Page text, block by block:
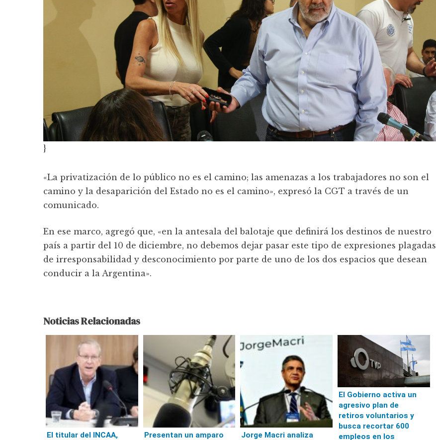
}
«La privatización de lo público no es el camino; las amenazas a los trabajadores no son el
camino y la desaparición del Estado no es el camino», expresó la CGT a través de un
comunicado.
En ese marco, agregó que, «en la antesala del balotaje que definirá los destinos de nuestro
país a partir del 10 de diciembre, no debemos dejar pasar este tipo de expresiones plagadas
de irresponsabilidad y desconocimiento por parte de uno de los dos espacios que desean
conducir a la Argentina».
Noticias Relacionadas
El titular del INCAA,
Presentan un amparo
Jorge Macri analiza
El Gobierno activa un
agresivo plan de
retiros voluntarios y
busca recortar 600
empleos en los